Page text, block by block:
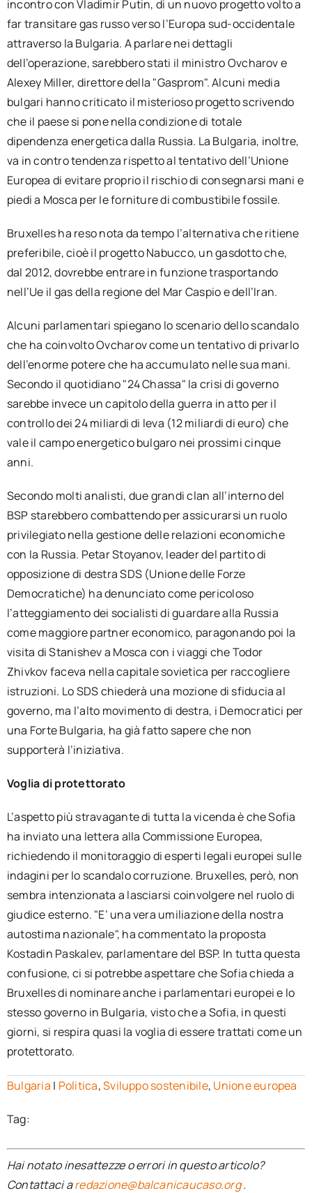
incontro con Vladimir Putin, di un nuovo progetto volto a
far transitare gas russo verso l’Europa sud-occidentale
attraverso la Bulgaria. A parlare nei dettagli
dell’operazione, sarebbero stati il ministro Ovcharov e
Alexey Miller, direttore della "Gasprom". Alcuni media
bulgari hanno criticato il misterioso progetto scrivendo
che il paese si pone nella condizione di totale
dipendenza energetica dalla Russia. La Bulgaria, inoltre,
va in contro tendenza rispetto al tentativo dell’Unione
Europea di evitare proprio il rischio di consegnarsi mani e
piedi a Mosca per le forniture di combustibile fossile.
Bruxelles ha reso nota da tempo l’alternativa che ritiene
preferibile, cioè il progetto Nabucco, un gasdotto che,
dal 2012, dovrebbe entrare in funzione trasportando
nell’Ue il gas della regione del Mar Caspio e dell’Iran.
Alcuni parlamentari spiegano lo scenario dello scandalo
che ha coinvolto Ovcharov come un tentativo di privarlo
dell’enorme potere che ha accumulato nelle sua mani.
Secondo il quotidiano "24 Chassa" la crisi di governo
sarebbe invece un capitolo della guerra in atto per il
controllo dei 24 miliardi di leva (12 miliardi di euro) che
vale il campo energetico bulgaro nei prossimi cinque
anni.
Secondo molti analisti, due grandi clan all’interno del
BSP starebbero combattendo per assicurarsi un ruolo
privilegiato nella gestione delle relazioni economiche
con la Russia. Petar Stoyanov, leader del partito di
opposizione di destra SDS (Unione delle Forze
Democratiche) ha denunciato come pericoloso
l’atteggiamento dei socialisti di guardare alla Russia
come maggiore partner economico, paragonando poi la
visita di Stanishev a Mosca con i viaggi che Todor
Zhivkov faceva nella capitale sovietica per raccogliere
istruzioni. Lo SDS chiederà una mozione di sfiducia al
governo, ma l’alto movimento di destra, i Democratici per
una Forte Bulgaria, ha già fatto sapere che non
supporterà l’iniziativa.
Voglia di protettorato
L’aspetto più stravagante di tutta la vicenda è che Sofia
ha inviato una lettera alla Commissione Europea,
richiedendo il monitoraggio di esperti legali europei sulle
indagini per lo scandalo corruzione. Bruxelles, però, non
sembra intenzionata a lasciarsi coinvolgere nel ruolo di
giudice esterno. "E’ una vera umiliazione della nostra
autostima nazionale", ha commentato la proposta
Kostadin Paskalev, parlamentare del BSP. In tutta questa
confusione, ci si potrebbe aspettare che Sofia chieda a
Bruxelles di nominare anche i parlamentari europei e lo
stesso governo in Bulgaria, visto che a Sofia, in questi
giorni, si respira quasi la voglia di essere trattati come un
protettorato.
Bulgaria | Politica,Sviluppo sostenibile, Unione europea
Tag:
Hai notato inesattezze o errori in questo articolo?
Contattaci aredazione@balcanicaucaso.org.